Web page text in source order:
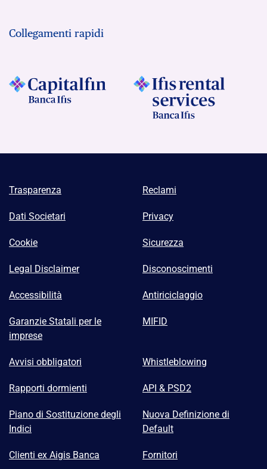
Collegamenti rapidi
Trasparenza Reclami
Dati Societari Privacy
Cookie Sicurezza
Legal Disclaimer Disconoscimenti
Accessibilità Antiriciclaggio
Garanzie Statali per le
imprese
MIFID
Avvisi obbligatori Whistleblowing
Rapporti dormienti API & PSD2
Piano di Sostituzione degli
Indici
Nuova Definizione di
Default
Clienti ex Aigis Banca Fornitori